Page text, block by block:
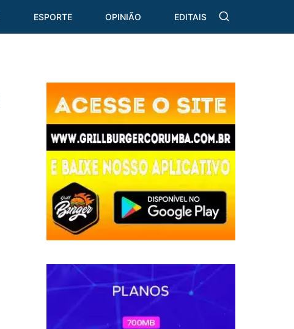
ESPORTE OPINIÃO EDITAIS